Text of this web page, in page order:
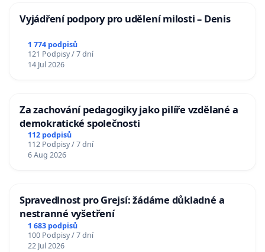
Vyjádření podpory pro udělení milosti – Denis
1 774 podpisů
121 Podpisy / 7 dní
14 Jul 2026
Za zachování pedagogiky jako pilíře vzdělané a
demokratické společnosti
112 podpisů
112 Podpisy / 7 dní
6 Aug 2026
Spravedlnost pro Grejsí: žádáme důkladné a
nestranné vyšetření
1 683 podpisů
100 Podpisy / 7 dní
22 Jul 2026